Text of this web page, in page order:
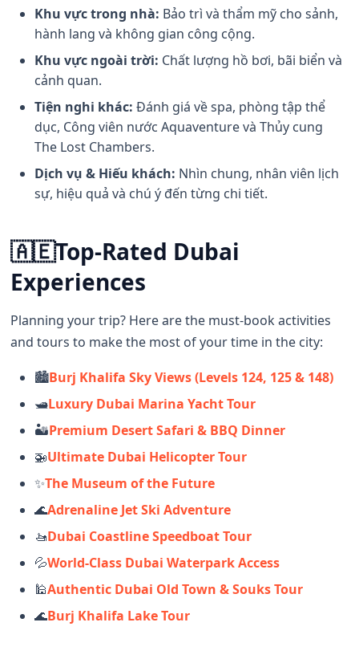
Khu vực trong nhà: Bảo trì và thẩm mỹ cho sảnh,
hành lang và không gian công cộng.
Khu vực ngoài trời: Chất lượng hồ bơi, bãi biển và
cảnh quan.
Tiện nghi khác: Đánh giá về spa, phòng tập thể
dục, Công viên nước Aquaventure và Thủy cung
The Lost Chambers.
Dịch vụ & Hiếu khách: Nhìn chung, nhân viên lịch
sự, hiệu quả và chú ý đến từng chi tiết.
🇦🇪Top-Rated Dubai
Experiences
Planning your trip? Here are the must-book activities
and tours to make the most of your time in the city:
🏙️Burj Khalifa Sky Views (Levels 124, 125 & 148)
🛥️Luxury Dubai Marina Yacht Tour
🏜️Premium Desert Safari & BBQ Dinner
🚁Ultimate Dubai Helicopter Tour
✨The Museum of the Future
🌊Adrenaline Jet Ski Adventure
🚤Dubai Coastline Speedboat Tour
💦World-Class Dubai Waterpark Access
🕌Authentic Dubai Old Town & Souks Tour
🌊Burj Khalifa Lake Tour